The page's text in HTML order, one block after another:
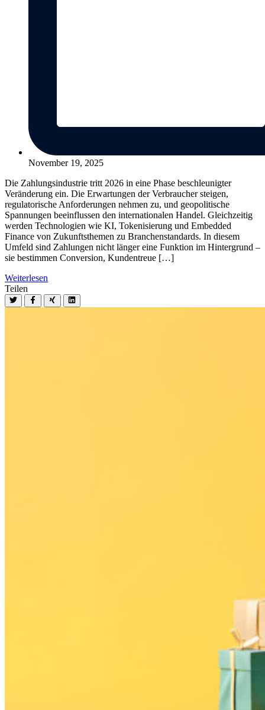
November 19, 2025
Die Zahlungsindustrie tritt 2026 in eine Phase beschleunigter
Veränderung ein. Die Erwartungen der Verbraucher steigen,
regulatorische Anforderungen nehmen zu, und geopolitische
Spannungen beeinflussen den internationalen Handel. Gleichzeitig
werden Technologien wie KI, Tokenisierung und Embedded
Finance von Zukunftsthemen zu Branchenstandards. In diesem
Umfeld sind Zahlungen nicht länger eine Funktion im Hintergrund –
sie bestimmen Conversion, Kundentreue […]
Weiterlesen
Teilen